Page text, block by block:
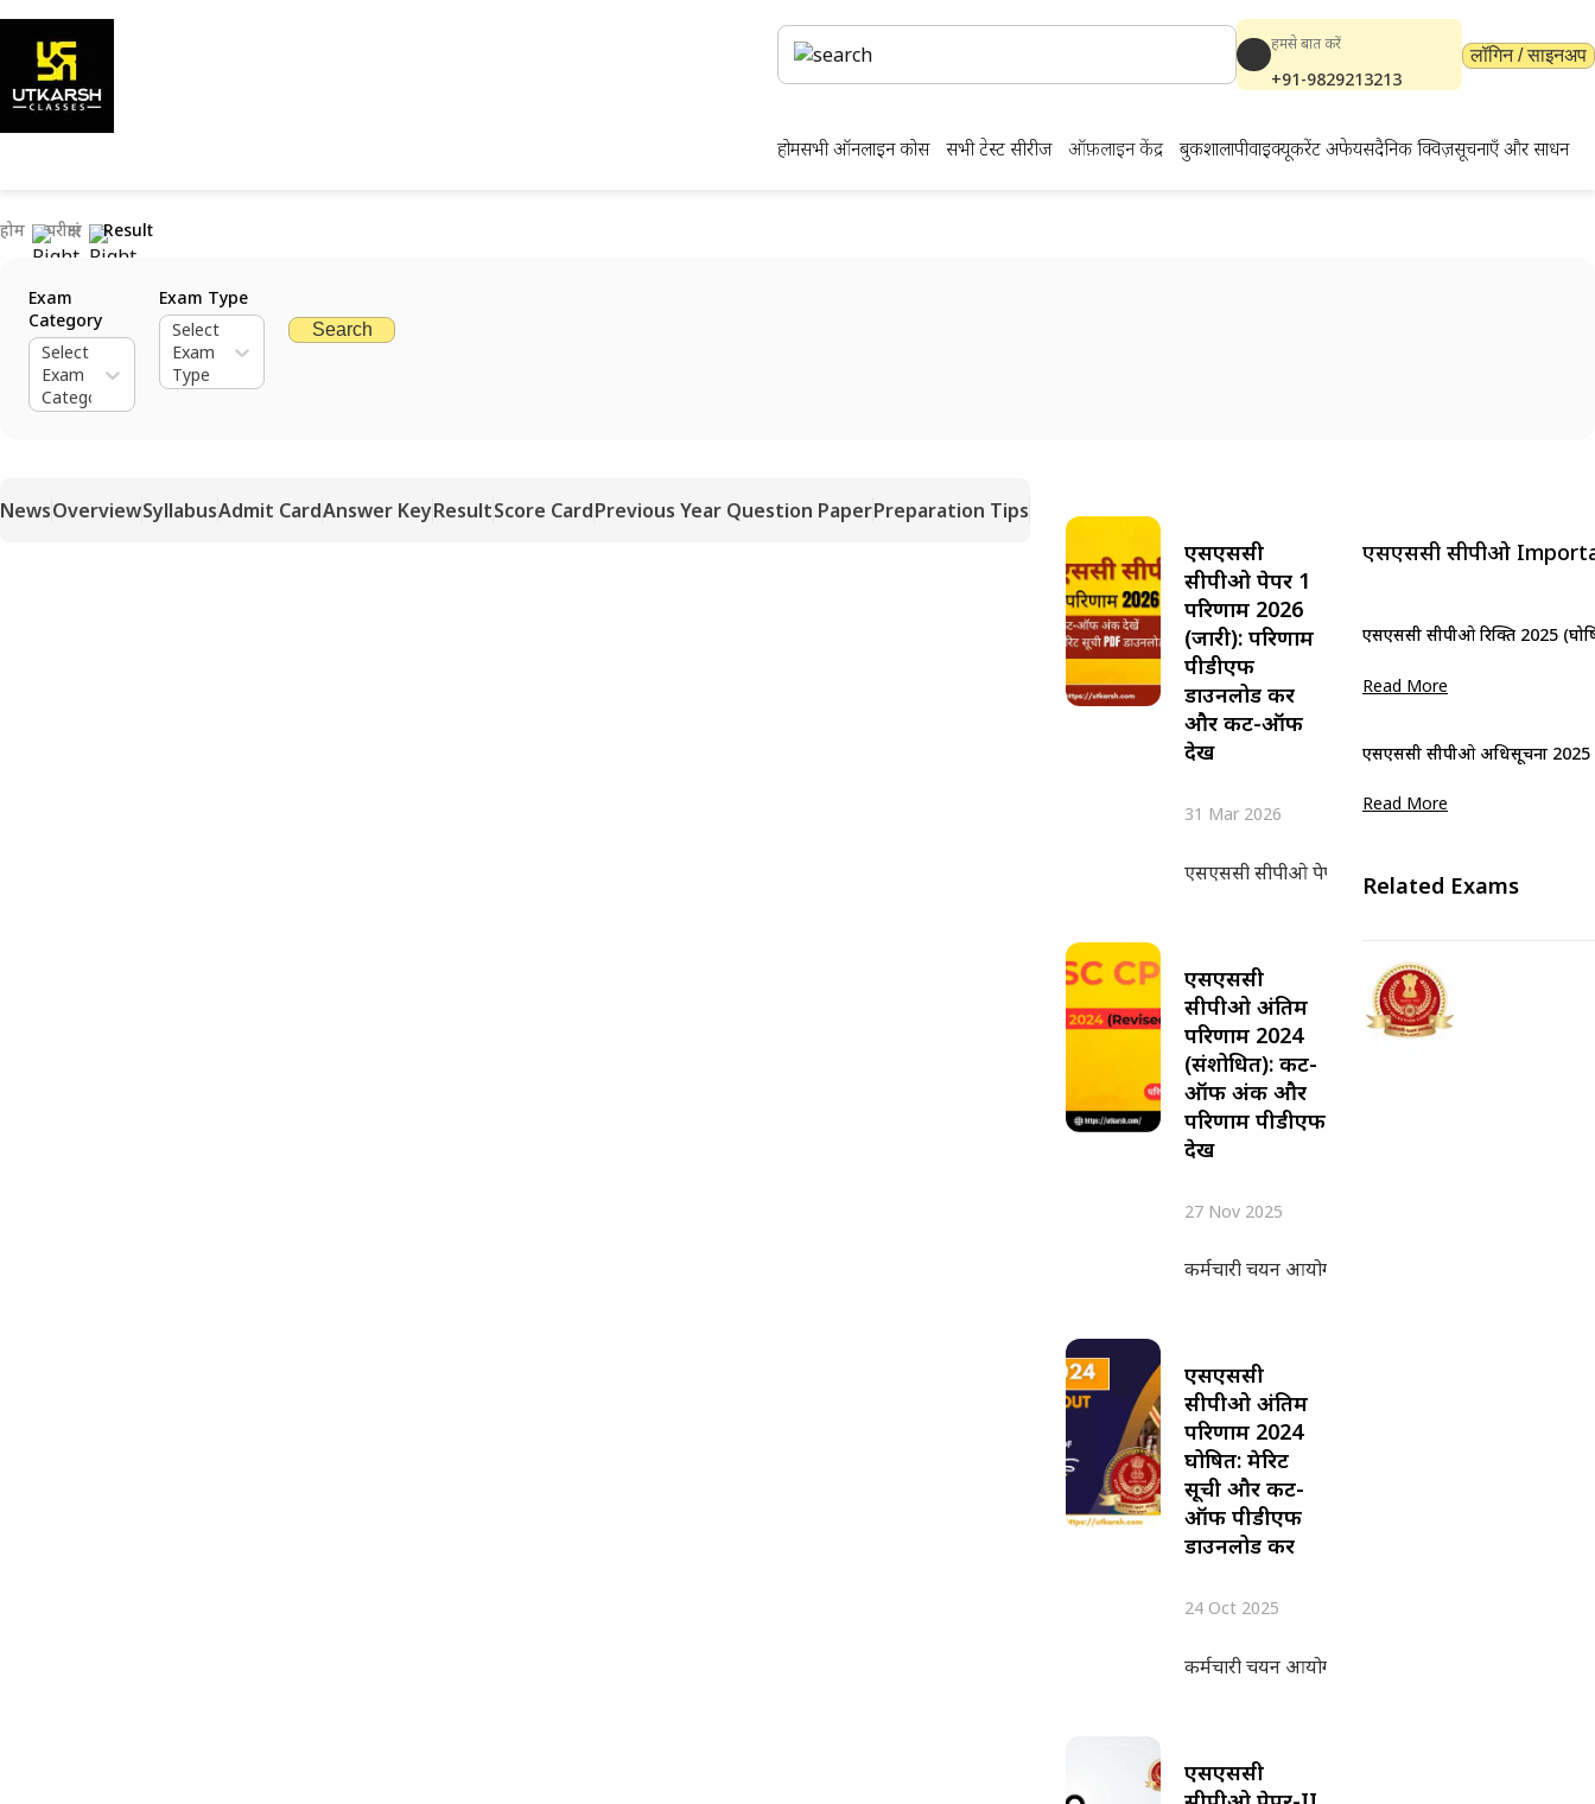
हमसे बात करें
+91-9829213213
लॉगिन / साइनअप
होमसभी ऑनलाइन कोर्स सभी टेस्ट सीरीज ऑफ़लाइन केंद्र बुकशालापीवाईक्यूकरेंट अफेयर्सदैनिक क्विज़सूचनाएँ और साधन
होम परीक्षाएं Result
Exam
Category
Select
Exam
Category
Exam Type
Select
Exam
Type
Search
NewsOverviewSyllabusAdmit CardAnswer KeyResultScore CardPrevious Year Question PaperPreparation Tips
एसएससी
सीपीओ पेपर 1
परिणाम 2026
(जारी): परिणाम
पीडीएफ
डाउनलोड करें
और कट-ऑफ
देखें
31 Mar 2026
एसएससी सीपीओ पेपर 1 परिणाम 2026 को कर्मचारी
एसएससी
सीपीओ अंतिम
परिणाम 2024
(संशोधित): कट-
ऑफ अंक और
परिणाम पीडीएफ
देखें
27 Nov 2025
कर्मचारी चयन आयोग (एसएससी) ने 26 नवंबर 2025 को
एसएससी
सीपीओ अंतिम
परिणाम 2024
घोषित: मेरिट
सूची और कट-
ऑफ पीडीएफ
डाउनलोड करें
24 Oct 2025
कर्मचारी चयन आयोग (एसएससी) द्वारा 20 अक्टूबर
एसएससी
एसएससी सीपीओ
एसएससी सीपीओ रिक्ति 2025
Read More
एसएससी सीपीओ अधिसूचना 2025
Read More
Related Exams